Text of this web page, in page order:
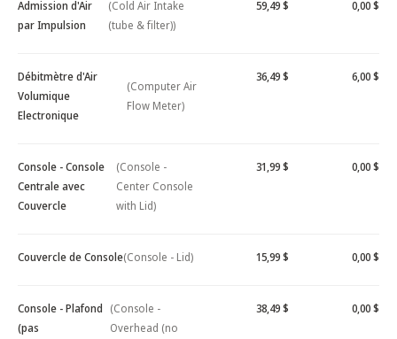
Admission d'Air
par Impulsion
(Cold Air Intake
(tube & filter))
59,49 $ 0,00 $
Débitmètre d'Air
Volumique
Electronique
(Computer Air
Flow Meter)
36,49 $ 6,00 $
Console - Console
Centrale avec
Couvercle
(Console -
Center Console
with Lid)
31,99 $ 0,00 $
Couvercle de Console(Console - Lid) 15,99 $ 0,00 $
Console - Plafond
(pas
(Console -
Overhead (no
38,49 $ 0,00 $